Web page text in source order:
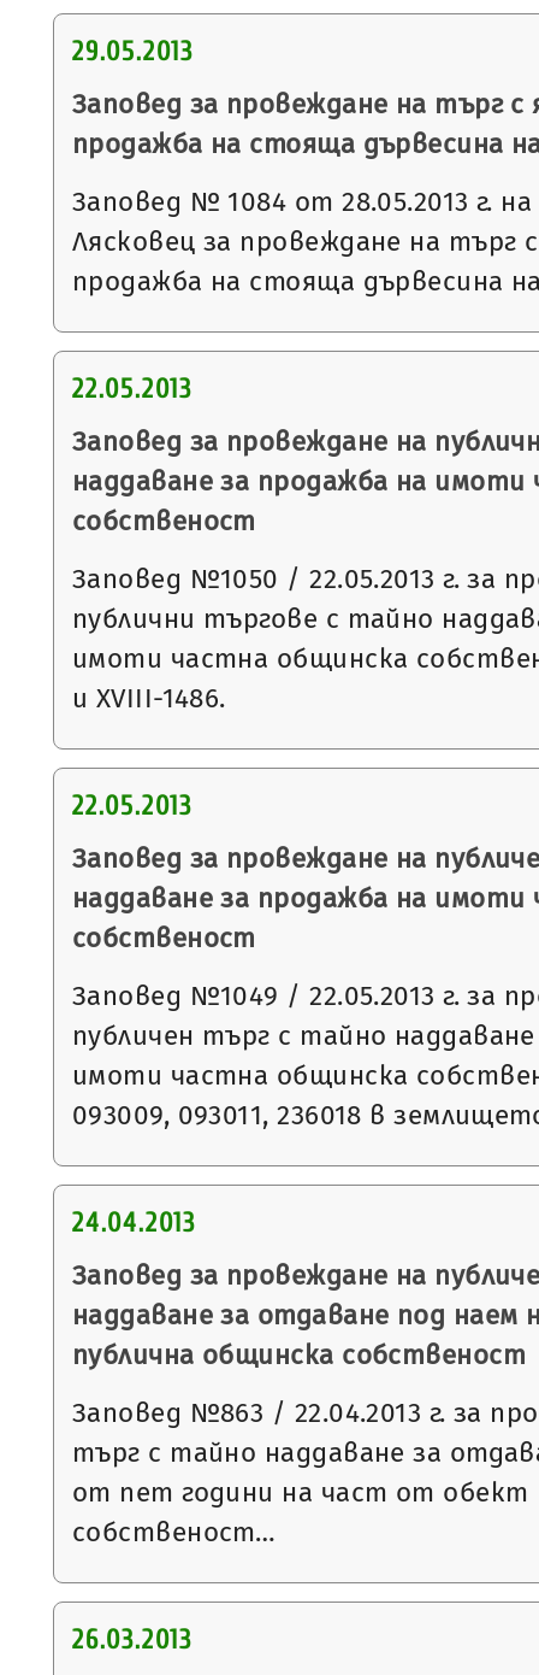
29.05.2013
Заповед за провеждане на търг с
продажба на стояща дървесина
Заповед № 1084 от 28.05.2013 г.
Лясковец за провеждане на търг
продажба на стояща дървесина
22.05.2013
Заповед за провеждане на
наддаване за продажба на
собственост
Заповед №1050 / 22.05.2013 г. за
публични търгове с тайно
имоти частна общинска
и XVIII-1486.
22.05.2013
Заповед за провеждане на
наддаване за продажба на
собственост
Заповед №1049 / 22.05.2013 г. за
публичен търг с тайно
имоти частна общинска
093009, 093011, 236018 в
24.04.2013
Заповед за провеждане на
наддаване за отдаване под
публична общинска собственост
Заповед №863 / 22.04.2013 г. за
търг с тайно наддаване за
от пет години на част от обект
собственост…
26.03.2013